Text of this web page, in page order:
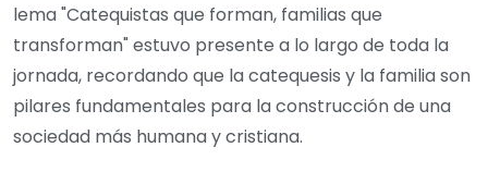
lema "Catequistas que forman, familias que
transforman" estuvo presente a lo largo de toda la
jornada, recordando que la catequesis y la familia son
pilares fundamentales para la construcción de una
sociedad más humana y cristiana.